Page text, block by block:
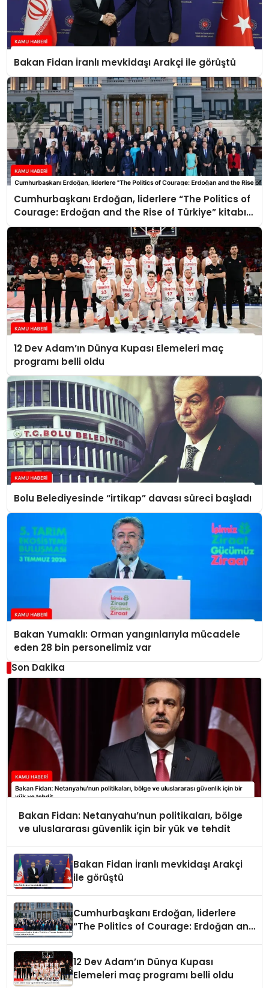
Bakan Fidan İranlı mevkidaşı Arakçi ile görüştü
Cumhurbaşkanı Erdoğan, liderlere “The Politics of
Courage: Erdoğan and the Rise of Türkiye” kitabını
takdim etti
12 Dev Adam’ın Dünya Kupası Elemeleri maç
programı belli oldu
Bolu Belediyesinde “irtikap” davası süreci başladı
Bakan Yumaklı: Orman yangınlarıyla mücadele
eden 28 bin personelimiz var
Son Dakika
Bakan Fidan: Netanyahu’nun politikaları, bölge
ve uluslararası güvenlik için bir yük ve tehdit
Bakan Fidan İranlı mevkidaşı Arakçi
ile görüştü
Cumhurbaşkanı Erdoğan, liderlere
“The Politics of Courage: Erdoğan and
12 Dev Adam’ın Dünya Kupası
Elemeleri maç programı belli oldu